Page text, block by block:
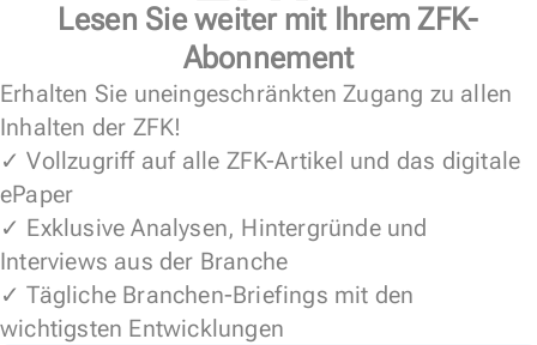
Lesen Sie weiter mit Ihrem ZFK-
Abonnement
Erhalten Sie uneingeschränkten Zugang zu allen
Inhalten der ZFK!
✓ Vollzugriff auf alle ZFK-Artikel und das digitale
ePaper
✓ Exklusive Analysen, Hintergründe und
Interviews aus der Branche
✓ Tägliche Branchen-Briefings mit den
wichtigsten Entwicklungen